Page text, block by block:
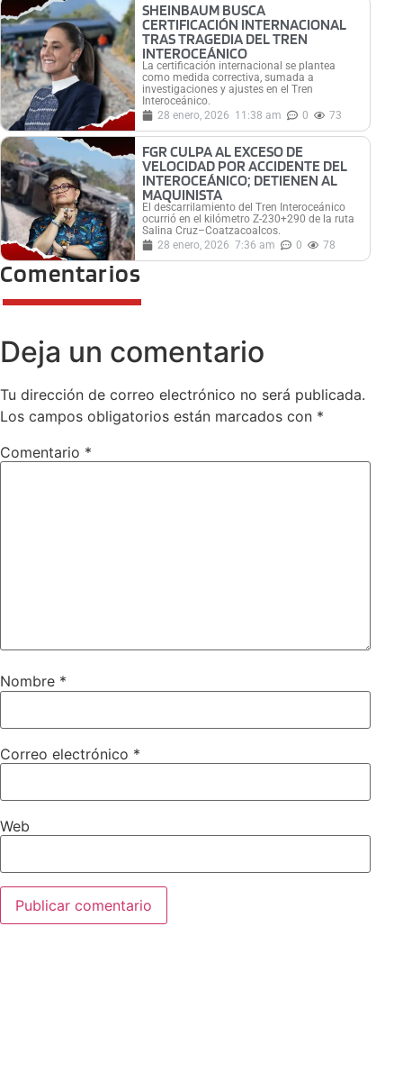
SHEINBAUM BUSCA
CERTIFICACIÓN INTERNACIONAL
TRAS TRAGEDIA DEL TREN
INTEROCEÁNICO
La certificación internacional se plantea
como medida correctiva, sumada a
investigaciones y ajustes en el Tren
Interoceánico.
28 enero, 2026 11:38 am 0 73
FGR CULPA AL EXCESO DE
VELOCIDAD POR ACCIDENTE DEL
INTEROCEÁNICO; DETIENEN AL
MAQUINISTA
El descarrilamiento del Tren Interoceánico
ocurrió en el kilómetro Z-230+290 de la ruta
Salina Cruz–Coatzacoalcos.
28 enero, 2026 7:36 am 0 78
Comentarios
Deja un comentario
Tu dirección de correo electrónico no será publicada.
Los campos obligatorios están marcados con *
Comentario *
Nombre *
Correo electrónico *
Web